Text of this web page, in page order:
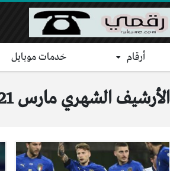
أرقام خدمات موبايل
الأرشيف الشهري مارس 2021